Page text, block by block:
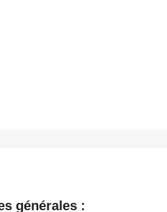
générales :